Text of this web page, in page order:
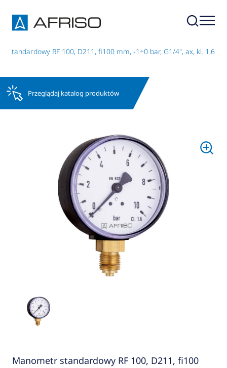
standardowy RF 100, D211, fi100 mm, -1÷0 bar, G1/4", ax, kl. 1,6
Przeglądaj katalog produktów
Manometr standardowy RF 100, D211, fi100